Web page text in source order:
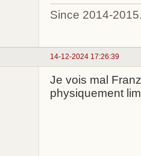
Since 2014-
14-12-2024 17:26:39
Je vois mal
physiquement